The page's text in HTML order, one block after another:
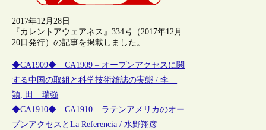
2017年12月28日
『カレントアウェアネス』334号（2017年12月
20日発行）の記事を掲載しました。
◆CA1909◆ CA1909 – オープンアクセスに関
する中国の取組と科学技術雑誌の実態 / 李
穎, 田 瑞強
◆CA1910◆ CA1910 – ラテンアメリカのオー
プンアクセスとLa Referencia / 水野翔彦